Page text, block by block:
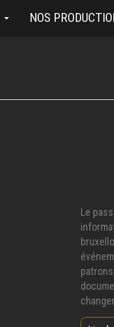
NOS
Le